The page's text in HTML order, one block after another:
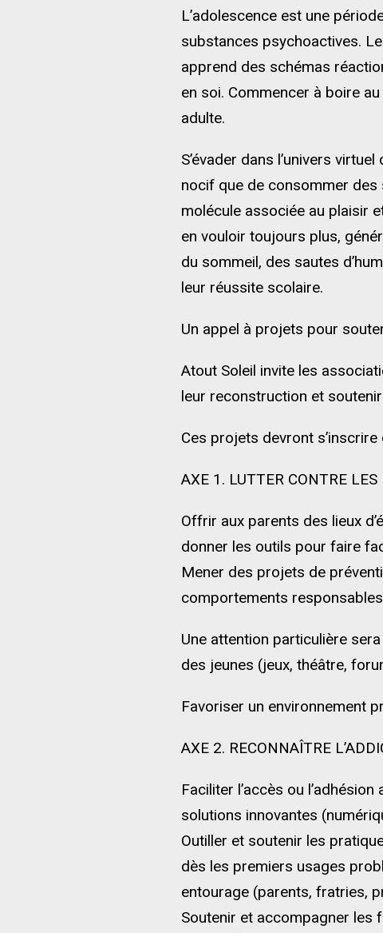
L’adolescence est une
substances psychoactives.
apprend des schémas
en soi. Commencer à boire
adulte.
S’évader dans l’univers
nocif que de consommer
molécule associée au plaisir
en vouloir toujours plus,
du sommeil, des sautes
leur réussite scolaire.
Un appel à projets pour
Atout Soleil invite les
leur reconstruction et
Ces projets devront
AXE 1. LUTTER CONTRE
Offrir aux parents des lieux
donner les outils pour faire
Mener des projets de
comportements
Une attention particulière
des jeunes (jeux, théâtre,
Favoriser un environnement
AXE 2. RECONNAÎTRE
Faciliter l’accès ou
solutions innovantes
Outiller et soutenir les
dès les premiers usages
entourage (parents, fratries,
Soutenir et accompagner les